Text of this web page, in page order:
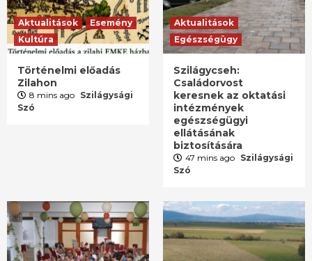
Aktualitások
Esemény
Kultúra
Történelmi előadás
Zilahon
8 mins ago Szilágysági
Szó
Aktualitások
Egészségügy
Szilágycseh:
Családorvost
keresnek az oktatási
intézmények
egészségügyi
ellátásának
biztosítására
47 mins ago Szilágysági
Szó